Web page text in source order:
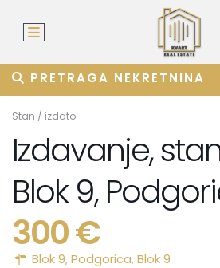
PRETRAGA NEKRETNINA
Stan / izdato
Izdavanje,
Blok 9,
300 €
Blok 9,Podgorica,Blok 9